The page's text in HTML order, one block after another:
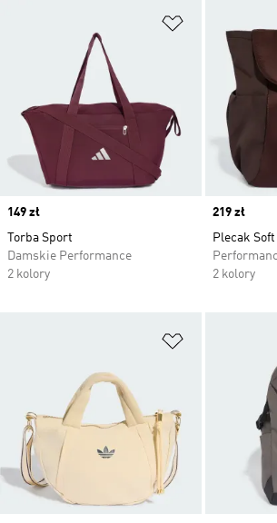
Dodaj do listy
Price
149 zł
Torba Sport
Damskie Performance
2 kolory
Price
219 zł
Plecak
2 kolory
Dodaj do listy